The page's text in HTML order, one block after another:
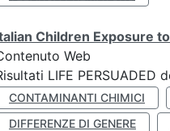
Children Exposure
Web
LIFE
CONTAMINANTI CHIMICI
DIFFERENZE DI GENERE